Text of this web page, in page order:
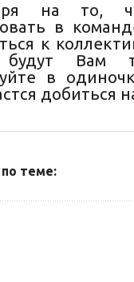
на то,
в
к
Вам
в
добиться
теме: